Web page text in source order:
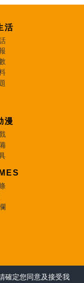
確定您同意及接受我
活
漫